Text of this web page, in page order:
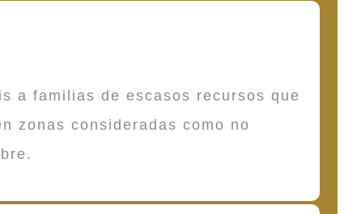
a familias de escasos recursos que
zonas consideradas como no